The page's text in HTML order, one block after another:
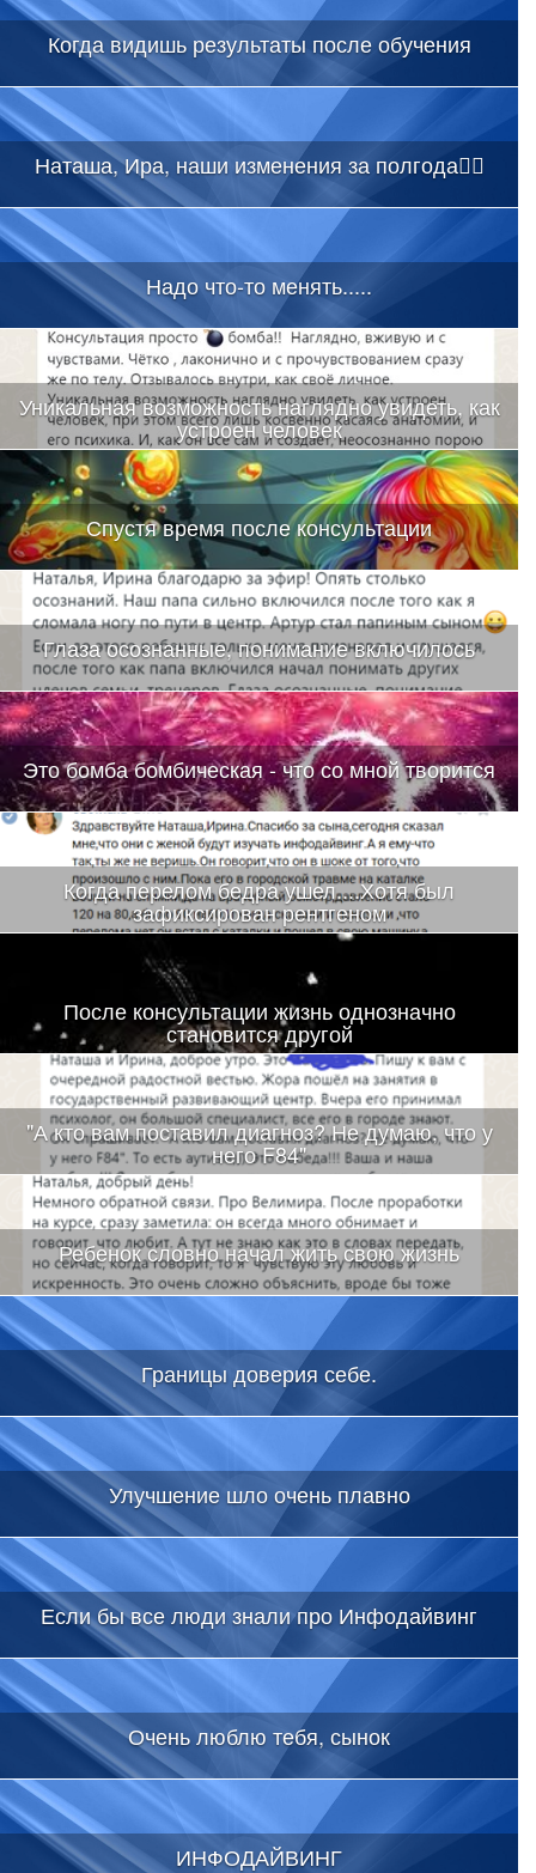
Когда видишь результаты после обучения
Наташа, Ира, наши изменения за полгода👇🏻
Надо что-то менять.....
Уникальная возможность наглядно увидеть, как
устроен человек
Спустя время после консультации
Глаза осознанные, понимание включилось
Это бомба бомбическая - что со мной творится
Когда перелом бедра ушел....Хотя был
зафиксирован рентгеном
После консультации жизнь однозначно
становится другой
"А кто вам поставил диагноз? Не думаю, что у
него F84"
Ребенок словно начал жить свою жизнь
Границы доверия себе.
Улучшение шло очень плавно
Если бы все люди знали про Инфодайвинг
Очень люблю тебя, сынок
ИНФОДАЙВИНГ